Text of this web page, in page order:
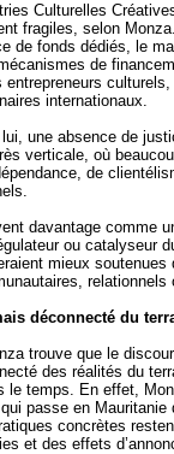
Culturelles
fragiles, selon
de fonds dédiés, le
de
entrepreneurs
internationaux.
une absence de
verticale, où
de
davantage comme
ou catalyseur
mieux soutenues
relationnels
déconnecté du
trouve que le
des réalités du
le temps. En effet,
passe en Mauritanie
concrètes
et des effets